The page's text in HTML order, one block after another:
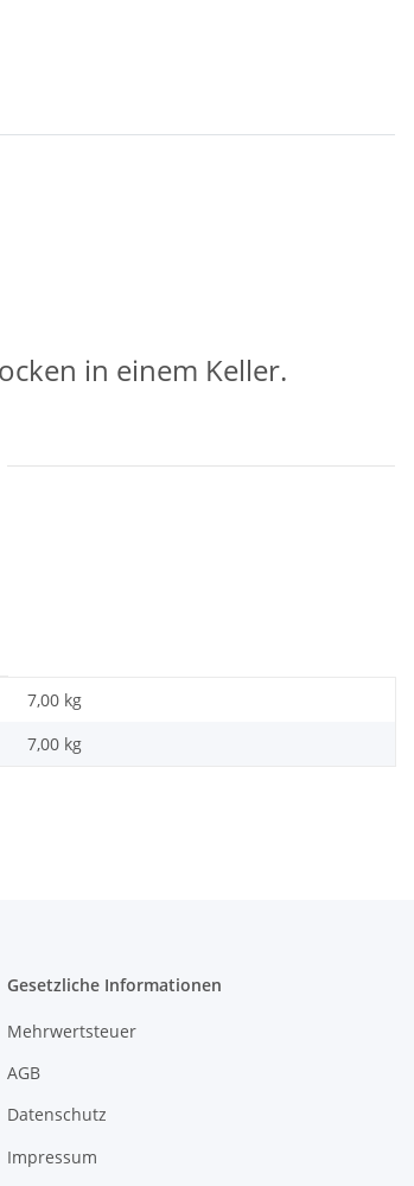
in einem Keller.
7,00 kg
7,00 kg
Gesetzliche Informationen
Mehrwertsteuer
AGB
Datenschutz
Impressum